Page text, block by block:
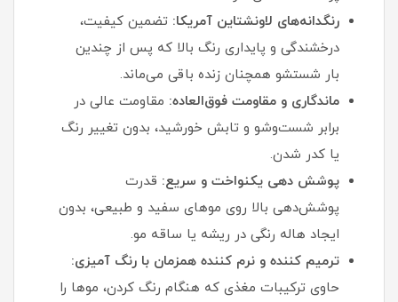
رنگدانه‌های لاونشتاین آمریکا: تضمین کیفیت،
درخشندگی و پایداری رنگ بالا که پس از چندین
بار شستشو همچنان زنده باقی می‌ماند.
ماندگاری و مقاومت فوق‌العاده: مقاومت عالی در
برابر شست‌وشو و تابش خورشید، بدون تغییر رنگ
یا کدر شدن.
پوشش‌ دهی یکنواخت و سریع: قدرت
پوشش‌دهی بالا روی موهای سفید و طبیعی، بدون
ایجاد هاله رنگی در ریشه یا ساقه مو.
ترمیم‌ کننده و نرم‌ کننده همزمان با رنگ‌ آمیزی:
حاوی ترکیبات مغذی که هنگام رنگ کردن، موها را